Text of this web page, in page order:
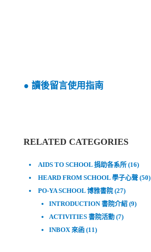
● 讀後留言使用指南
RELATED CATEGORIES
AIDS TO SCHOOL 捐助各系所(16)
HEARD FROM SCHOOL 學子心聲(50)
PO-YA SCHOOL 博雅書院(27)
INTRODUCTION 書院介紹(9)
ACTIVITIES 書院活動(7)
INBOX 來函(11)